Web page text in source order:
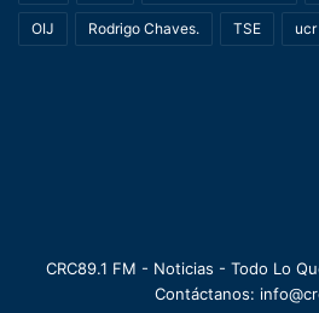
OIJ Rodrigo Chaves. TSE ucr
CRC89.1 FM - Noticias - Todo Lo
Contáctanos: